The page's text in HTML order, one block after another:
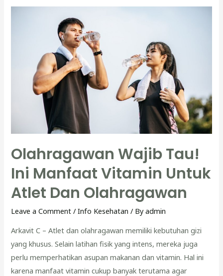
Kesehatan!
Olahragawan Wajib Tau!
Ini Manfaat Vitamin Untuk
Atlet Dan Olahragawan
Leave a Comment /Info Kesehatan / Byadmin
Arkavit C – Atlet dan olahragawan memiliki kebutuhan gizi
yang khusus. Selain latihan fisik yang intens, mereka juga
perlu memperhatikan asupan makanan dan vitamin. Hal ini
karena manfaat vitamin cukup banyak terutama agar